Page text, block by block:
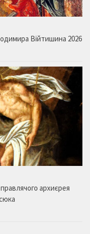
Війтишина 2026
архиєрея